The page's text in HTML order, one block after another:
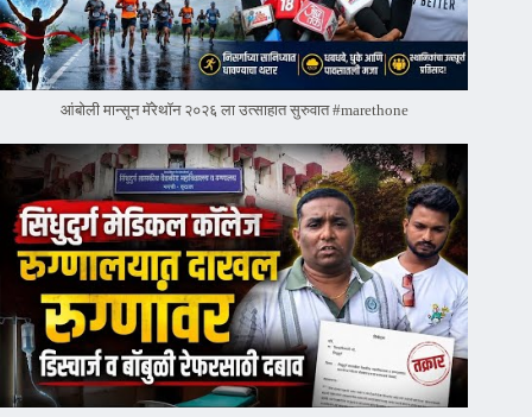
आंबोली मान्सून मॅरेथॉन २०२६ ला उत्साहात सुरुवात #marethone